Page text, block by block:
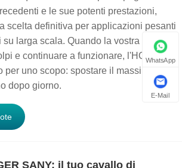
e le sue potenti prestazioni,
scelta definitiva per applicazioni pesanti
larga scala. Quando la vostra attività
e continuare a funzionare, l'HOHO 8x4
uno scopo: spostare il massimo
dopo giorno.
SANY: il tuo cavallo di
WhatsApp
E-Mail